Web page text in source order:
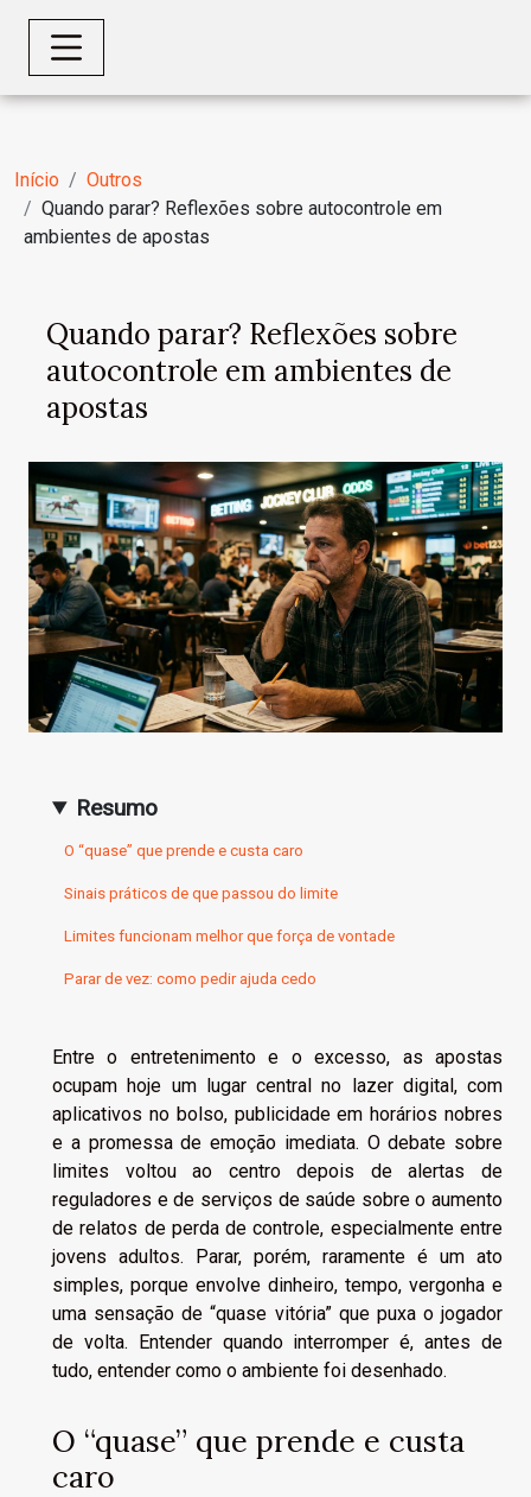
Início
Outros
Quando parar? Reflexões sobre autocontrole em
ambientes de apostas
Quando parar? Reflexões sobre
autocontrole em ambientes de
apostas
Resumo
O “quase” que prende e custa caro
Sinais práticos de que passou do limite
Limites funcionam melhor que força de vontade
Parar de vez: como pedir ajuda cedo
Entre o entretenimento e o excesso, as apostas
ocupam hoje um lugar central no lazer digital, com
aplicativos no bolso, publicidade em horários nobres
e a promessa de emoção imediata. O debate sobre
limites voltou ao centro depois de alertas de
reguladores e de serviços de saúde sobre o aumento
de relatos de perda de controle, especialmente entre
jovens adultos. Parar, porém, raramente é um ato
simples, porque envolve dinheiro, tempo, vergonha e
uma sensação de “quase vitória” que puxa o jogador
de volta. Entender quando interromper é, antes de
tudo, entender como o ambiente foi desenhado.
O “quase” que prende e custa
caro